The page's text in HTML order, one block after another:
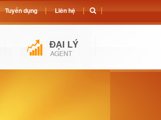
Tuyển dụng Liên hệ